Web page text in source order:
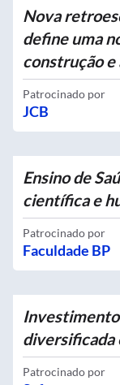
Nova
define uma
construção e
Patrocinado por
JCB
Ensino de
científica e
Patrocinado por
Faculdade BP
diversificada
Patrocinado por